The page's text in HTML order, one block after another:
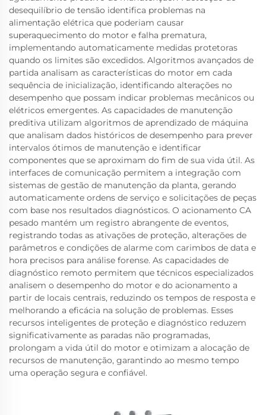
desequilíbrio de tensão identifica problemas na
alimentação elétrica que poderiam causar
superaquecimento do motor e falha prematura,
implementando automaticamente medidas protetoras
quando os limites são excedidos. Algoritmos avançados de
partida analisam as características do motor em cada
sequência de inicialização, identificando alterações no
desempenho que possam indicar problemas mecânicos ou
elétricos emergentes. As capacidades de manutenção
preditiva utilizam algoritmos de aprendizado de máquina
que analisam dados históricos de desempenho para prever
intervalos ótimos de manutenção e identificar
componentes que se aproximam do fim de sua vida útil. As
interfaces de comunicação permitem a integração com
sistemas de gestão de manutenção da planta, gerando
automaticamente ordens de serviço e solicitações de peças
com base nos resultados diagnósticos. O acionamento CA
pesado mantém um registro abrangente de eventos,
registrando todas as ativações de proteção, alterações de
parâmetros e condições de alarme com carimbos de data e
hora precisos para análise forense. As capacidades de
diagnóstico remoto permitem que técnicos especializados
analisem o desempenho do motor e do acionamento a
partir de locais centrais, reduzindo os tempos de resposta e
melhorando a eficácia na solução de problemas. Esses
recursos inteligentes de proteção e diagnóstico reduzem
significativamente as paradas não programadas,
prolongam a vida útil do motor e otimizam a alocação de
recursos de manutenção, garantindo ao mesmo tempo
uma operação segura e confiável.